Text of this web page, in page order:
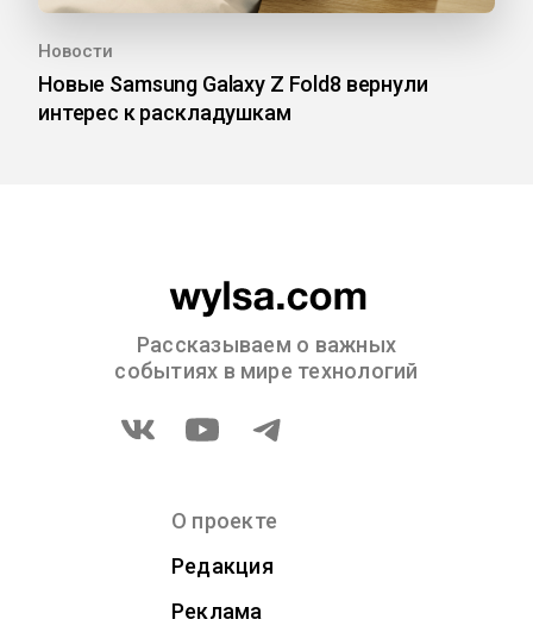
Новости
Новые Samsung Galaxy Z Fold8 вернули
интерес к раскладушкам
Рассказываем о важных
событиях в мире технологий
О проекте
Редакция
Реклама